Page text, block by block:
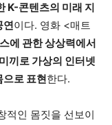
K-콘텐츠의 미래 지
연이다. 영화 <매트
에 관한 상상력에서
끼로 가상의 인터넷
으로 표현한다.
적인 몸짓을 선보이